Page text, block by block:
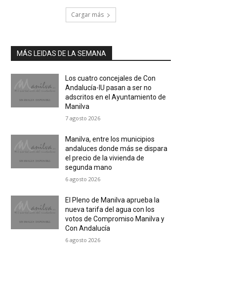
Cargar más
MÁS LEIDAS DE LA SEMANA
Los cuatro concejales de Con
Andalucía-IU pasan a ser no
adscritos en el Ayuntamiento de
Manilva
7 agosto 2026
Manilva, entre los municipios
andaluces donde más se dispara
el precio de la vivienda de
segunda mano
6 agosto 2026
El Pleno de Manilva aprueba la
nueva tarifa del agua con los
votos de Compromiso Manilva y
Con Andalucía
6 agosto 2026